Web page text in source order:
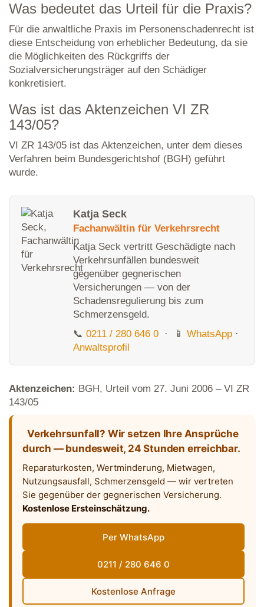
Was bedeutet das Urteil für die Praxis?
Für die anwaltliche Praxis im Personenschadenrecht ist
diese Entscheidung von erheblicher Bedeutung, da sie
die Möglichkeiten des Rückgriffs der
Sozialversicherungsträger auf den Schädiger
konkretisiert.
Was ist das Aktenzeichen VI ZR
143/05?
VI ZR 143/05 ist das Aktenzeichen, unter dem dieses
Verfahren beim Bundesgerichtshof (BGH) geführt
wurde.
Katja Seck
Fachanwältin für Verkehrsrecht
Katja Seck vertritt Geschädigte nach
Verkehrsunfällen bundesweit
gegenüber gegnerischen
Versicherungen — von der
Schadensregulierung bis zum
Schmerzensgeld.
📞 0211 / 280 646 0 · 📱 WhatsApp ·
Anwaltsprofil
Aktenzeichen: BGH, Urteil vom 27. Juni 2006 – VI ZR
143/05
Verkehrsunfall? Wir setzen Ihre Ansprüche
durch — bundesweit, 24 Stunden erreichbar.
Reparaturkosten, Wertminderung, Mietwagen,
Nutzungsausfall, Schmerzensgeld — wir vertreten
Sie gegenüber der gegnerischen Versicherung.
Kostenlose Ersteinschätzung.
Per WhatsApp
0211 / 280 646 0
Kostenlose Anfrage